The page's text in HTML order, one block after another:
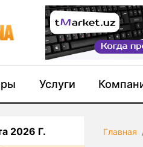
Услуги
Главная
2026 Г.